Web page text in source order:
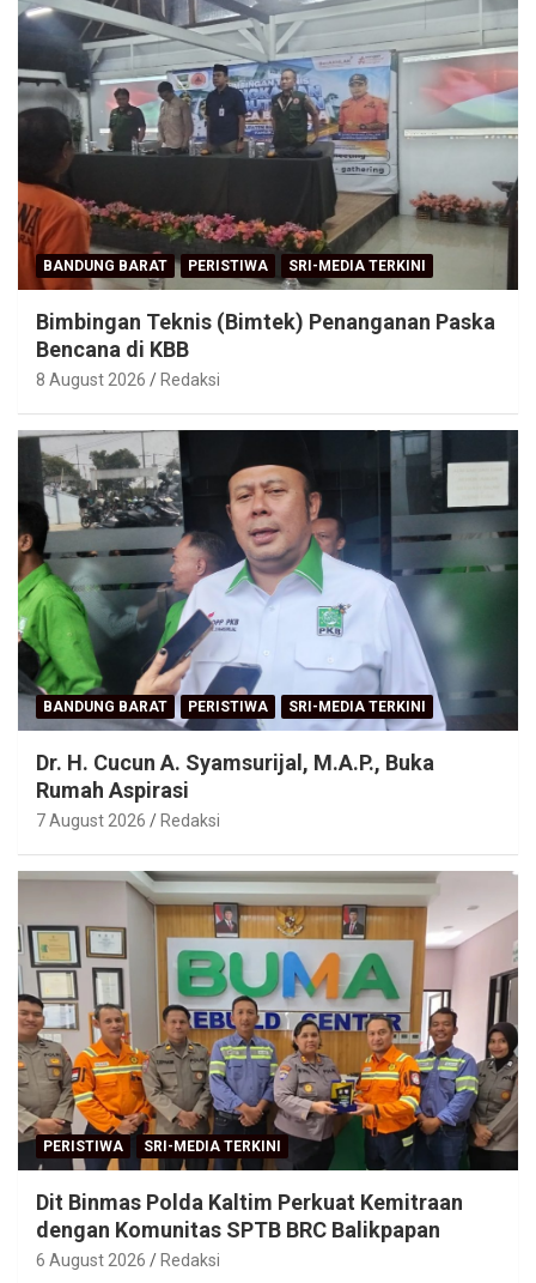
BANDUNG BARAT PERISTIWA SRI-MEDIA TERKINI
Bimbingan Teknis (Bimtek) Penanganan Paska
Bencana di KBB
8 August 2026 Redaksi
BANDUNG BARAT PERISTIWA SRI-MEDIA TERKINI
Dr. H. Cucun A. Syamsurijal, M.A.P., Buka
Rumah Aspirasi
7 August 2026 Redaksi
PERISTIWA SRI-MEDIA TERKINI
Dit Binmas Polda Kaltim Perkuat Kemitraan
dengan Komunitas SPTB BRC Balikpapan
6 August 2026 Redaksi